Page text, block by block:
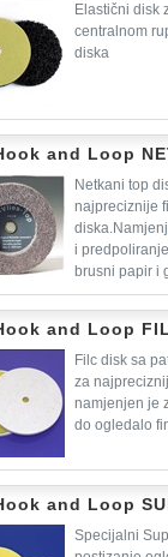
Elastični disk
centralnom
diska
and Loop
Netkani top
najpreciznije
i
brusni papir i
and Loop
Filc disk sa
za
namjenjen je
do ogledalo
and Loop
Specijalni